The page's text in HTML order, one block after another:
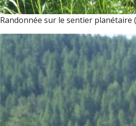
Randonnée sur le sentier planétaire